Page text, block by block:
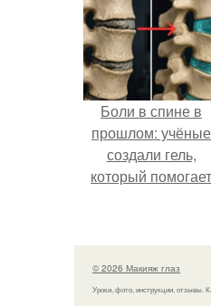
Боли в спине в
прошлом: учёные
создали гель,
который помогает
диски.
© 2026 Макияж глаз
Уроки, фото, инструкции, отзывы.